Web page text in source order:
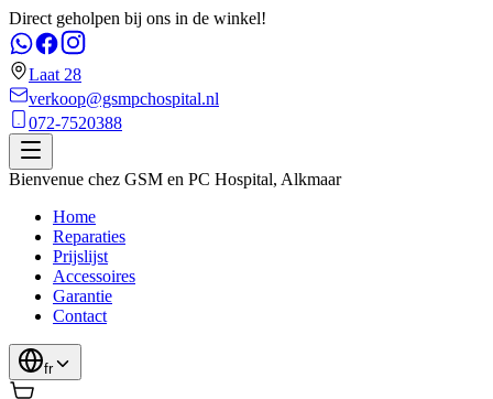
Direct geholpen bij ons in de winkel!
Laat 28
verkoop@gsmpchospital.nl
072-7520388
Bienvenue chez GSM en PC Hospital, Alkmaar
Home
Reparaties
Prijslijst
Accessoires
Garantie
Contact
fr